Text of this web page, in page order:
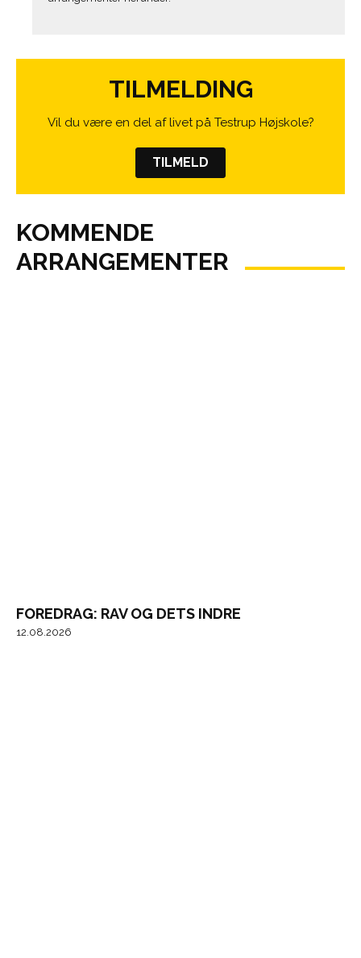
TILMELDING
Vil du være en del af livet på Testrup Højskole?
TILMELD
KOMMENDE
ARRANGEMENTER
FOREDRAG: RAV OG DETS INDRE
12.08.2026